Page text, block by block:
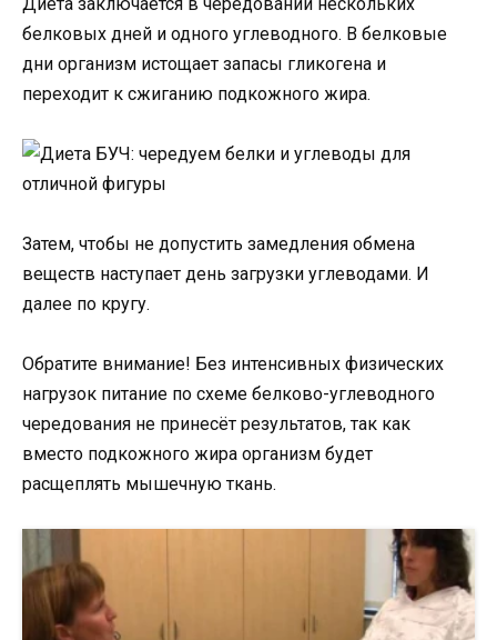
белковых дней и одного углеводного. В белковые
дни организм истощает запасы гликогена и
переходит к сжиганию подкожного жира.
Затем, чтобы не допустить замедления обмена
веществ наступает день загрузки углеводами. И
далее по кругу.
Обратите внимание! Без интенсивных физических
нагрузок питание по схеме белково-углеводного
чередования не принесёт результатов, так как
вместо подкожного жира организм будет
расщеплять мышечную ткань.